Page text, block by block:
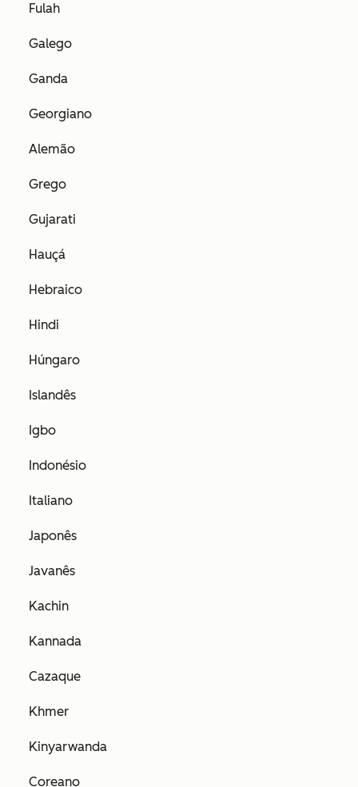
Fulah
Galego
Ganda
Georgiano
Alemão
Grego
Gujarati
Hauçá
Hebraico
Hindi
Húngaro
Islandês
Igbo
Indonésio
Italiano
Japonês
Javanês
Kachin
Kannada
Cazaque
Khmer
Kinyarwanda
Coreano